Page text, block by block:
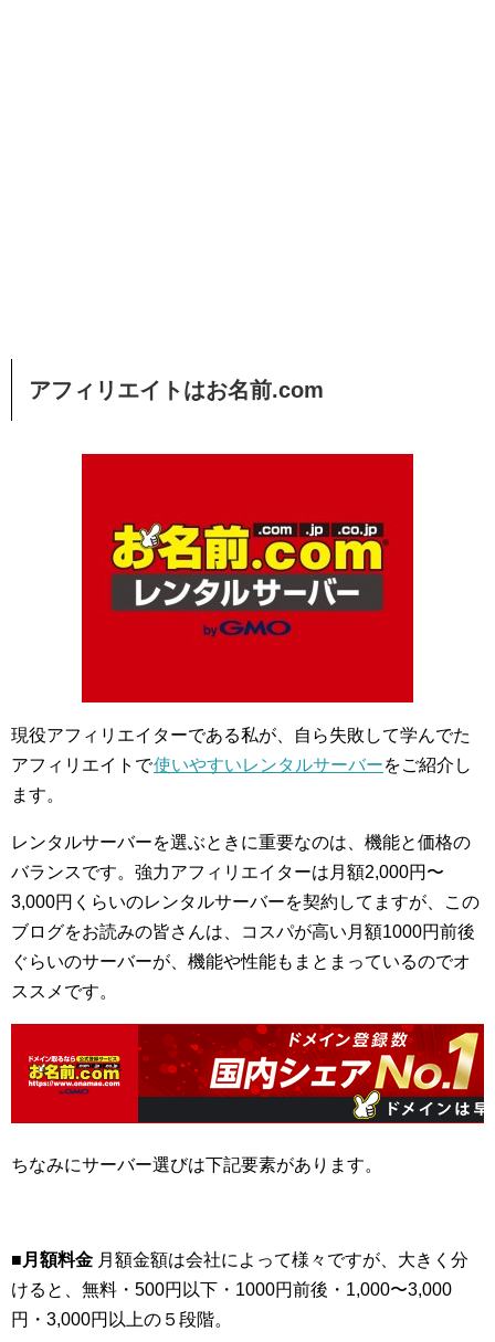
アフィリエイトはお名前.com
現役アフィリエイターである私が、自ら失敗して学んでた
アフィリエイトで使いやすいレンタルサーバーをご紹介し
ます。
レンタルサーバーを選ぶときに重要なのは、機能と価格の
バランスです。強力アフィリエイターは月額2,000円〜
3,000円くらいのレンタルサーバーを契約してますが、この
ブログをお読みの皆さんは、コスパが高い月額1000円前後
ぐらいのサーバーが、機能や性能もまとまっているのでオ
ススメです。
ちなみにサーバー選びは下記要素があります。
■月額料金 月額金額は会社によって様々ですが、大きく分
けると、無料・500円以下・1000円前後・1,000〜3,000
円・3,000円以上の５段階。